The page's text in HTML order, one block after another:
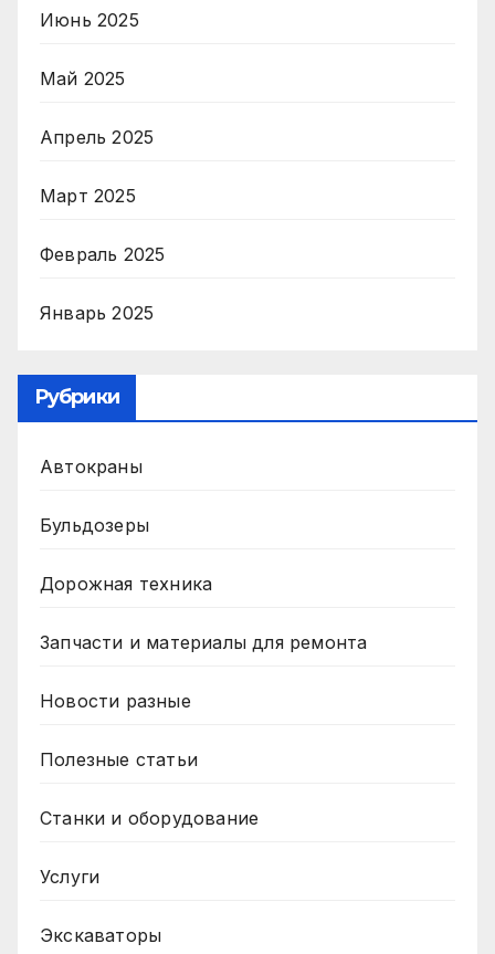
Июнь 2025
Май 2025
Апрель 2025
Март 2025
Февраль 2025
Январь 2025
Рубрики
Автокраны
Бульдозеры
Дорожная техника
Запчасти и материалы для ремонта
Новости разные
Полезные статьи
Станки и оборудование
Услуги
Экскаваторы